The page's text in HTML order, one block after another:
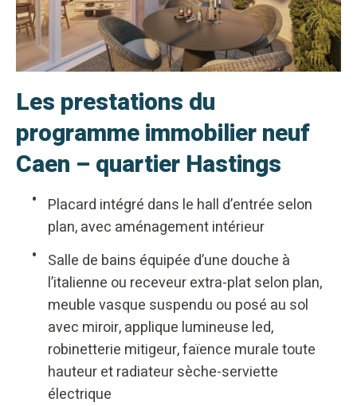
Les prestations du
programme immobilier neuf
Caen – quartier Hastings
Placard intégré dans le hall d’entrée selon
plan, avec aménagement intérieur
Salle de bains équipée d’une douche à
l’italienne ou receveur extra-plat selon plan,
meuble vasque suspendu ou posé au sol
avec miroir, applique lumineuse led,
robinetterie mitigeur, faïence murale toute
hauteur et radiateur sèche-serviette
électrique